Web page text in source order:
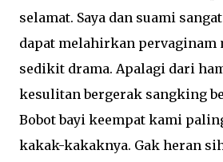
selamat. Saya dan suami
dapat melahirkan pervaginam
sedikit drama. Apalagi dari
kesulitan bergerak sangking
Bobot bayi keempat kami
kakak-kakaknya. Gak heran